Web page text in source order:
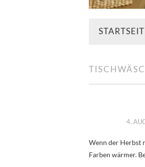
4.
Wenn der Herbst
Farben wärmer.